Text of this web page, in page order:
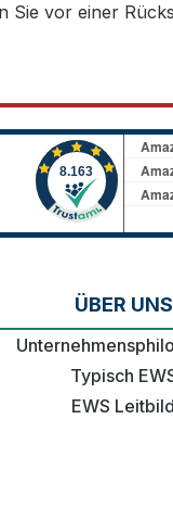
vor einer
ÜBER UNS
Typisch
EWS Leitbild